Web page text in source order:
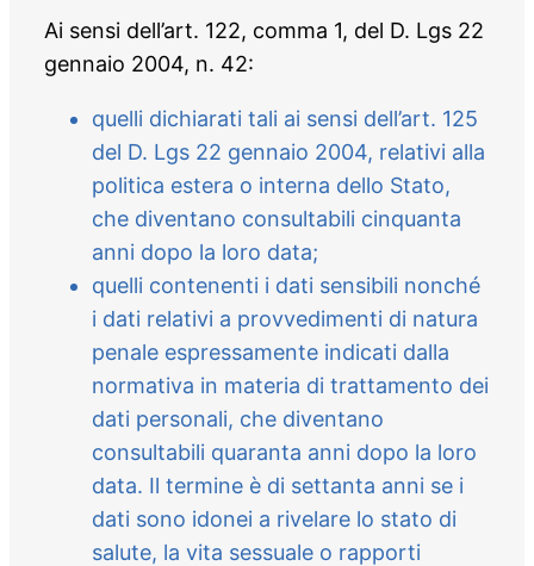
Ai sensi dell’art. 122, comma 1, del D. Lgs 22
gennaio 2004, n. 42:
quelli dichiarati tali ai sensi dell’art. 125
del D. Lgs 22 gennaio 2004, relativi alla
politica estera o interna dello Stato,
che diventano consultabili cinquanta
anni dopo la loro data;
quelli contenenti i dati sensibili nonché
i dati relativi a provvedimenti di natura
penale espressamente indicati dalla
normativa in materia di trattamento dei
dati personali, che diventano
consultabili quaranta anni dopo la loro
data. Il termine è di settanta anni se i
dati sono idonei a rivelare lo stato di
salute, la vita sessuale o rapporti